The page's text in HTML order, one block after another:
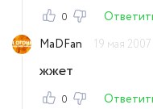
0
MaDFan
19 мая
жжет
0